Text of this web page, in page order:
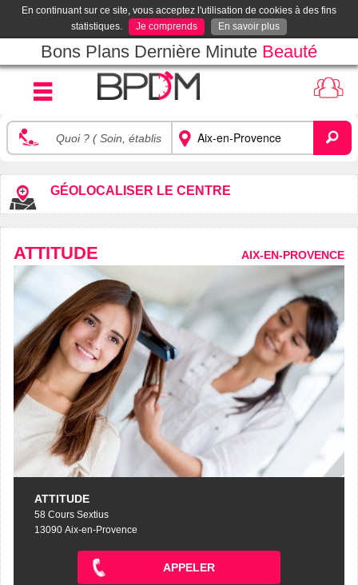
En continuant sur ce site, vous acceptez l'utilisation de cookies à des fins
statistiques.
Je comprends En savoir plus
Bons Plans Dernière Minute Beauté
GÉOLOCALISER LE CENTRE
ATTITUDE AIX-EN-PROVENCE
ATTITUDE
58 Cours Sextius
13090 Aix-en-Provence
APPELER